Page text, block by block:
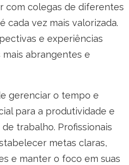
com colegas de diferentes
cada vez mais valorizada.
e experiências
abrangentes e
gerenciar o tempo e
para a produtividade e
trabalho. Profissionais
metas claras,
e manter o foco em suas